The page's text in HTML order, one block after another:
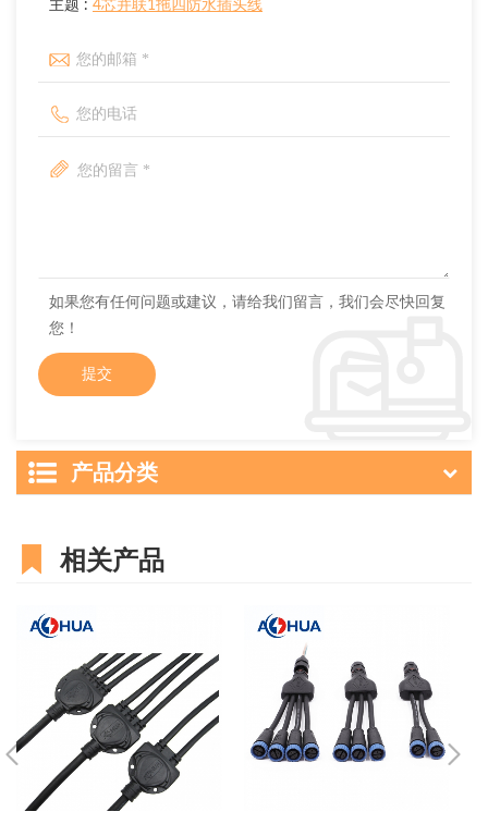
主题 : 4芯并联1拖四防水插头线
如果您有任何问题或建议，请给我们留言，我们会尽快回复
您！
产品分类
相关产品